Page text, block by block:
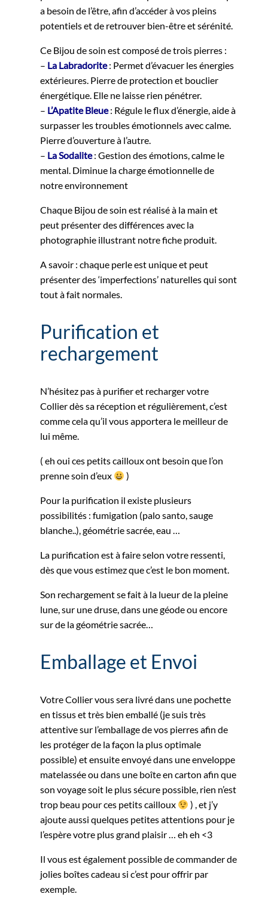
a besoin de l’être, afin d’accéder à vos pleins
potentiels et de retrouver bien-être et sérénité.
Ce Bijou de soin est composé de trois pierres :
– La Labradorite: Permet d’évacuer les énergies
extérieures. Pierre de protection et bouclier
énergétique. Elle ne laisse rien pénétrer.
– L’Apatite Bleue: Régule le flux d’énergie, aide à
surpasser les troubles émotionnels avec calme.
Pierre d’ouverture à l’autre.
– La Sodalite: Gestion des émotions, calme le
mental. Diminue la charge émotionnelle de
notre environnement
Chaque Bijou de soin est réalisé à la main et
peut présenter des différences avec la
photographie illustrant notre fiche produit.
A savoir : chaque perle est unique et peut
présenter des ‘imperfections’ naturelles qui sont
tout à fait normales.
Purification et
rechargement
N’hésitez pas à purifier et recharger votre
Collier dès sa réception et régulièrement, c’est
comme cela qu’il vous apportera le meilleur de
lui même.
( eh oui ces petits cailloux ont besoin que l’on
prenne soin d’eux
)
Pour la purification il existe plusieurs
possibilités : fumigation (palo santo, sauge
blanche..), géométrie sacrée, eau …
La purification est à faire selon votre ressenti,
dès que vous estimez que c’est le bon moment.
Son rechargement se fait à la lueur de la pleine
lune, sur une druse, dans une géode ou encore
sur de la géométrie sacrée…
Emballage et Envoi
Votre Collier vous sera livré dans une pochette
en tissus et très bien emballé (je suis très
attentive sur l’emballage de vos pierres afin de
les protéger de la façon la plus optimale
possible) et ensuite envoyé dans une enveloppe
matelassée ou dans une boîte en carton afin que
son voyage soit le plus sécure possible, rien n’est
trop beau pour ces petits cailloux
) , et j’y
ajoute aussi quelques petites attentions pour je
l’espère votre plus grand plaisir … eh eh <3
Il vous est également possible de commander de
jolies boîtes cadeau si c’est pour offrir par
exemple.